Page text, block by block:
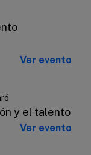
Ver evento
y el talento
Ver evento